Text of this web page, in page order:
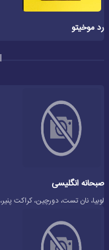
رد موخیتو
صبحانه انگلیسی
لوبیا، نان تست، دورچین، کراکت